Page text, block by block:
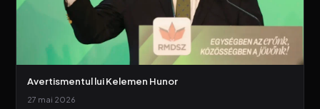
Avertismentul lui Kelemen Hunor
27 mai 2026